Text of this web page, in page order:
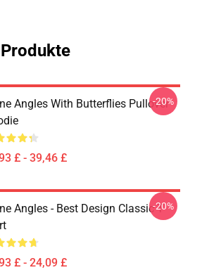
Angles With Butterflies Pullover
£ - 39,46 £
-20%
Angles - Best Design Classic T-
£ - 24,09 £
-20%